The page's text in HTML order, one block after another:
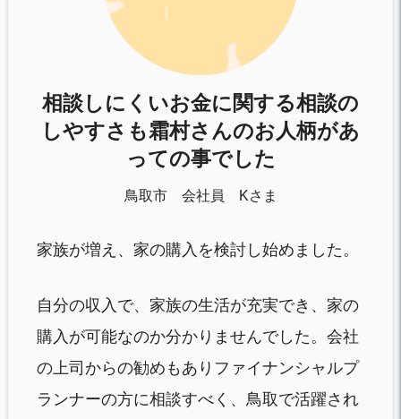
相談しにくいお金に関する相談の
しやすさも霜村さんのお人柄があ
っての事でした
鳥取市 会社員 Kさま
家族が増え、家の購入を検討し始めました。
自分の収入で、家族の生活が充実でき、家の
購入が可能なのか分かりませんでした。会社
の上司からの勧めもありファイナンシャルプ
ランナーの方に相談すべく、鳥取で活躍され